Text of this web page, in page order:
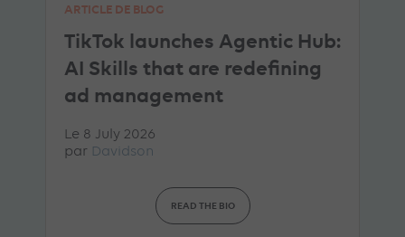
ARTICLE DE BLOG
TikTok launches Agentic Hub:
AI Skills that are redefining
ad management
Le 8 July 2026
par Davidson
READ THE BIO